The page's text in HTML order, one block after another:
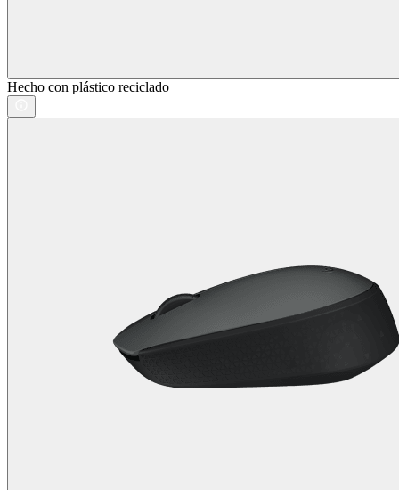
Hecho con plástico reciclado